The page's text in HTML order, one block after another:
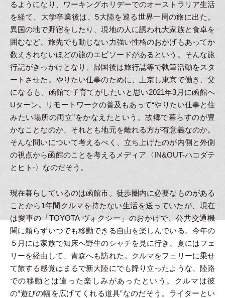
るようになり、ワーキングホリデーでのオーストラリア生活
を経て、大学卒業後は、5大陸を巡る世界一周の旅に出た。
異国の地で野宿をしたり、現地の人に誘われ大家族と食卓を
囲むなど、旅先でも動じない力強い性格のおかげもあってか
数えきれないほどの旅のエピソードがあるという。そんな旅
行記がきっかけとなり、帰国後は旅行誌等で執筆活動をスタ
ートさせた。やりたい仕事のために、上京し東京で働き、父
になるも、函館で子育てがしたいと思い2021年3月に函館へ
Uターン。リモートワークの普及もあって“やりたい仕事と住
みたい場所の両立”をかなえたという。故郷で暮らすのが豊
かなことなのか、それとも地元を離れる方が有意義なのか。
そんな問いについて考えるべく、立ち上げたのが内側と外側
の視点から函館のことを考えるメディア〈IN&OUT-ハコダテ
とヒト-〉なのだそう。
現在暮らしているのは函館市。徒歩圏内に必要なものがある
ことから1年間クルマを持たない生活を送っていたが、現在
は愛車の「TOYOTA ヴォクシー」のおかげで、公共交通機
関に頼らずいつでも移動できる自由を楽しんでいる。今年の
５月には家族で知床へ野生のシャチを見に行き、夏にはフェ
リーを経由して、青森へも訪れた。クルマをフェリーに乗せ
て旅する感覚はまるで新大陸にでも降り立ったような、陸路
での移動とは違った楽しみがあったという。クルマは彼
の“遊びの幅を広げてくれる道具”なのだそう。ライターとい